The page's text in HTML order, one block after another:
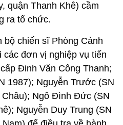
quận Thanh Khê) cầm
ra tổ chức.
bộ chiến sĩ Phòng Cảnh
đơn vị nghiệp vụ tiến
Đinh Văn Công Thanh;
1987); Nguyễn Trước (SN
Châu); Ngô Đình Đức (SN
Nguyễn Duy Trung (SN